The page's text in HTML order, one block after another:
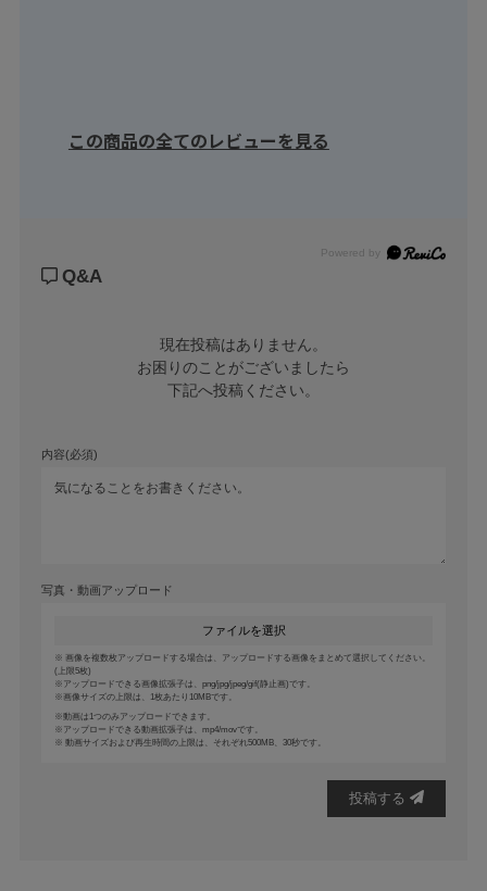
この商品の全てのレビューを見る
Powered by
Q&A
現在投稿はありません。
お困りのことがございましたら
下記へ投稿ください。
内容(必須)
写真・動画アップロード
ファイルを選択
画像を複数枚アップロードする場合は、アップロードする画像をまとめて選択してください。
(上限5枚)
アップロードできる画像拡張子は、png/jpg/jpeg/gif(静止画)です。
画像サイズの上限は、1枚あたり10MBです。
動画は1つのみアップロードできます。
アップロードできる動画拡張子は、mp4/movです。
動画サイズおよび再生時間の上限は、それぞれ500MB、30秒です。
投稿する